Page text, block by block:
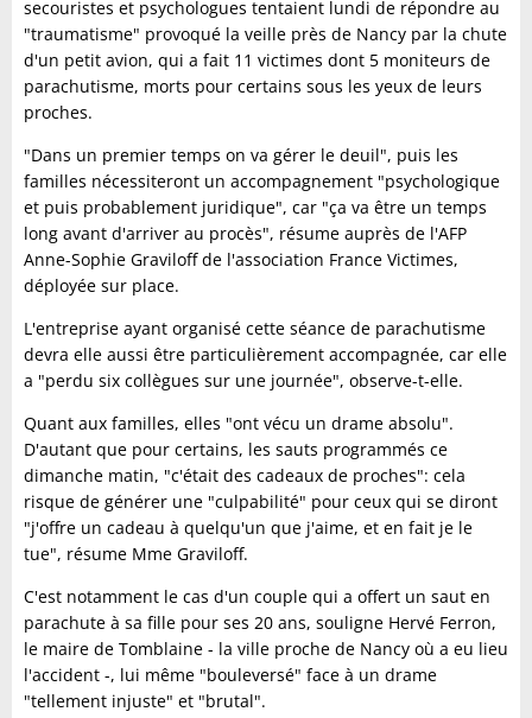
secouristes et psychologues tentaient lundi de répondre au
"traumatisme" provoqué la veille près de Nancy par la chute
d'un petit avion, qui a fait 11 victimes dont 5 moniteurs de
parachutisme, morts pour certains sous les yeux de leurs
proches.
"Dans un premier temps on va gérer le deuil", puis les
familles nécessiteront un accompagnement "psychologique
et puis probablement juridique", car "ça va être un temps
long avant d'arriver au procès", résume auprès de l'AFP
Anne-Sophie Graviloff de l'association France Victimes,
déployée sur place.
L'entreprise ayant organisé cette séance de parachutisme
devra elle aussi être particulièrement accompagnée, car elle
a "perdu six collègues sur une journée", observe-t-elle.
Quant aux familles, elles "ont vécu un drame absolu".
D'autant que pour certains, les sauts programmés ce
dimanche matin, "c'était des cadeaux de proches": cela
risque de générer une "culpabilité" pour ceux qui se diront
"j'offre un cadeau à quelqu'un que j'aime, et en fait je le
tue", résume Mme Graviloff.
C'est notamment le cas d'un couple qui a offert un saut en
parachute à sa fille pour ses 20 ans, souligne Hervé Ferron,
le maire de Tomblaine - la ville proche de Nancy où a eu lieu
l'accident -, lui même "bouleversé" face à un drame
"tellement injuste" et "brutal".